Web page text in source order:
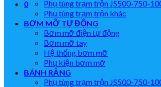
0
Phụ tùng trạm trộn JS500-750-
Phụ tùng trạm trộn khác
BƠM MỠ TỰ ĐỘNG
Bơm mỡ điện tự động
Bơm mỡ tay
Hệ thống bơm mỡ
Phụ kiện bơm mỡ
BÁNH RĂNG
Phụ tùng trạm trộn JS500-750-